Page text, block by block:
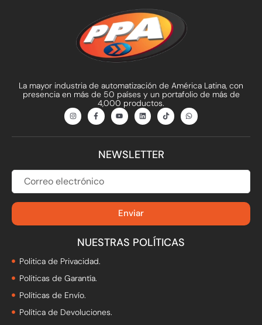
La mayor industria de automatización de América Latina, con
presencia en más de 50 países y un portafolio de más de
4,000 productos.
I
n
s
a
F
a
c
b
o
k
Y
o
u
u
e
L
i
n
e
i
n
T
i
k
o
W
h
a
s
NUESTRAS POLÍTICAS
Politica de Privacidad.
Políticas de Garantía.
Políticas de Envío.
Política de Devoluciones.
NEWSLETTER
CORREO
ELECTRÓNICO
Enviar